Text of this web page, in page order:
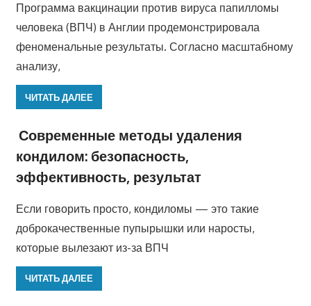
Программа вакцинации против вируса папилломы
человека (ВПЧ) в Англии продемонстрировала
феноменальные результаты. Согласно масштабному
анализу,
ЧИТАТЬ ДАЛЕЕ
Современные методы удаления
кондилом: безопасность,
эффективность, результат
Если говорить просто, кондиломы — это такие
доброкачественные пупырышки или наросты,
которые вылезают из-за ВПЧ
ЧИТАТЬ ДАЛЕЕ